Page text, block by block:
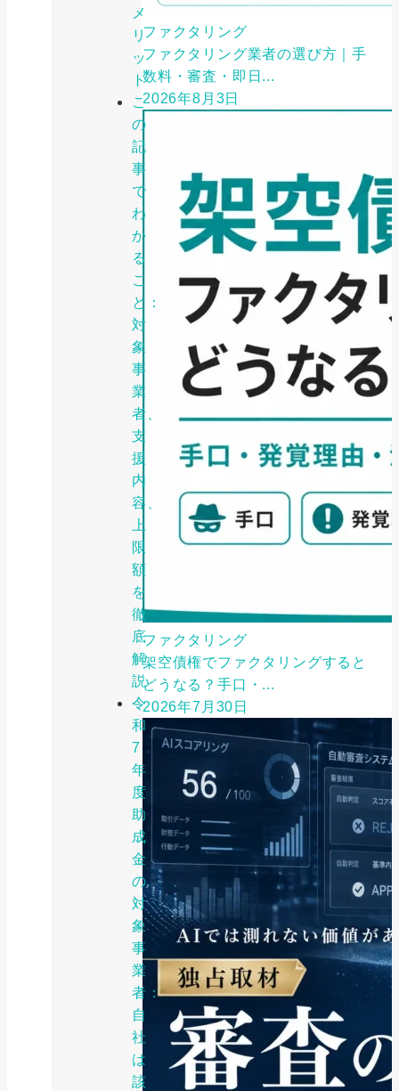
メ
リ
ッ
ト
こ
の
記
事
で
わ
か
る
こ
と：
対
象
事
業
者、
支
援
内
容、
上
限
額
を
徹
底
解
説
令
和
7
年
度
助
成
金
の
対
象
事
業
者：
自
社
は
該
ファクタリング
ファクタリング業者の選び方｜手
数料・審査・即日...
2026年8月3日
ファクタリング
架空債権でファクタリングすると
どうなる？手口・...
2026年7月30日